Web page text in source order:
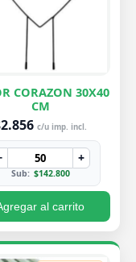
CORAZON 30X40
CM
c/u imp. incl.
+
Sub: $142.800
al carrito